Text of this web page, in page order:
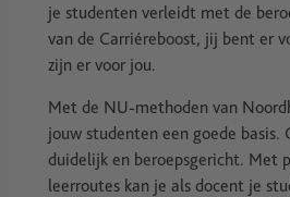
je studenten verleidt met de
van de Carriéreboost, jij bent er
zijn er voor jou.
Met de NU-methoden van
jouw studenten een goede basis.
duidelijk en beroepsgericht. Met
leerroutes kan je als docent je